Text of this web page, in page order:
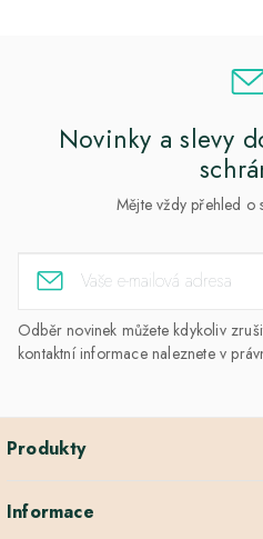
Novinky a slevy
Mějte vždy přehled o
Odběr novinek můžete kdykoliv
kontaktní informace naleznete v
Produkty
Informace